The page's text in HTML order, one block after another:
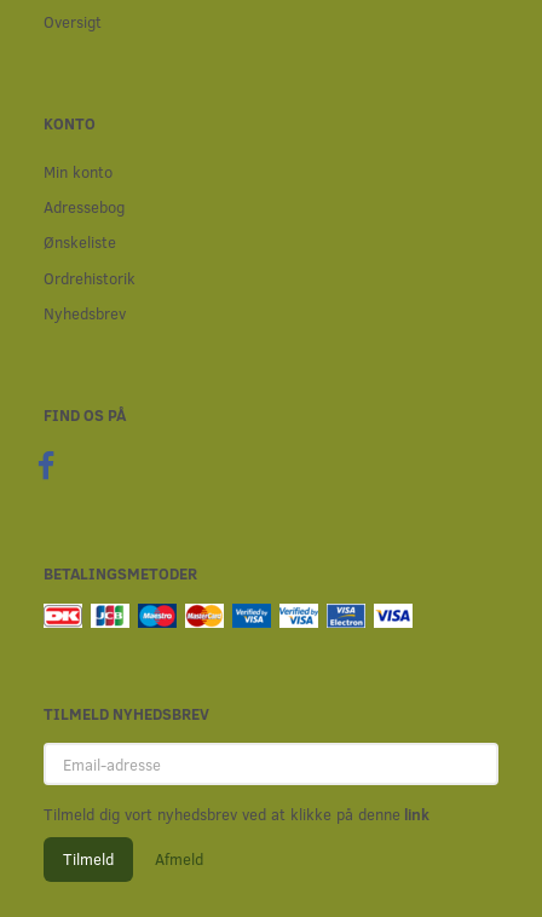
Oversigt
KONTO
Min konto
Adressebog
Ønskeliste
Ordrehistorik
Nyhedsbrev
FIND OS PÅ
BETALINGSMETODER
TILMELD NYHEDSBREV
Email-
adresse
Tilmeld dig vort nyhedsbrev ved at klikke på denne link
Tilmeld Afmeld